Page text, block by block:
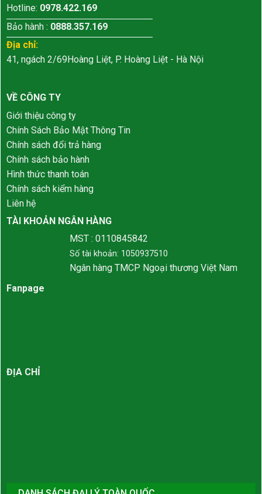
Hotline: 0978.422.169
Bảo hành : 0888.357.169
Địa chỉ:
41, ngách 2/69Hoàng Liệt, P. Hoàng Liệt - Hà Nội
VỀ CÔNG TY
Giới thiệu công ty
Chính Sách Bảo Mật Thông Tin
Chính sách đổi trả hàng
Chính sách bảo hành
Hình thức thanh toán
Chính sách kiểm hàng
Liên hệ
TÀI KHOẢN NGÂN HÀNG
MST : 0110845842
Số tài khoản: 1050937510
Ngân hàng TMCP Ngoại thương Việt Nam
Fanpage
ĐỊA CHỈ